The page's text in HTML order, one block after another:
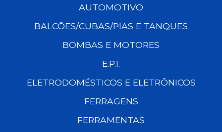
AUTOMOTIVO
BALCÕES/CUBAS/PIAS E TANQUES
BOMBAS E MOTORES
E.P.I.
ELETRODOMÉSTICOS E ELETRÔNICOS
FERRAGENS
FERRAMENTAS